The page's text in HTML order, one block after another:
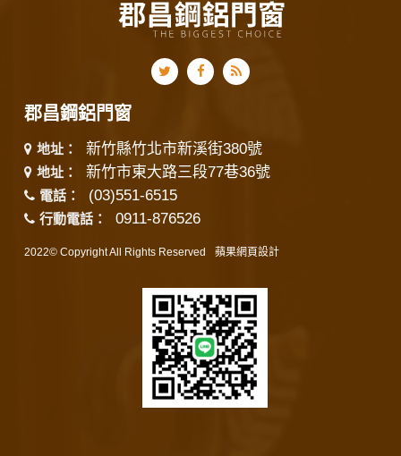
郡昌鋼鋁門窗
地址： 新竹縣竹北市新溪街380號
地址： 新竹市東大路三段77巷36號
電話： (03)551-6515
行動電話： 0911-876526
2022© Copyright All Rights Reserved 蘋果網頁設計